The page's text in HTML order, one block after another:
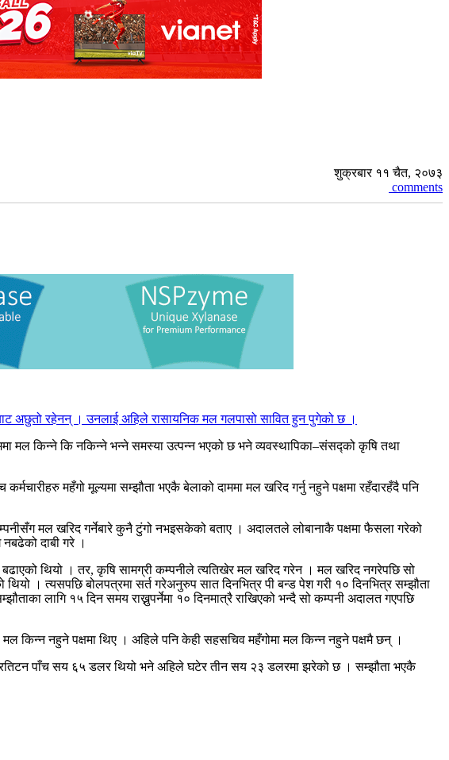
शुक्रबार ११ चैत, २०७३
comments
अछुतो रहेनन् । उनलाई अहिले रासायनिक मल गलपासो सावित हुन पुगेको छ ।
मल किन्ने कि नकिन्ने भन्ने समस्या उत्पन्न भएको छ भने व्यवस्थापिका–संसद्को कृषि तथा
महँगो मूल्यमा सम्झौता भएकै बेलाको दाममा मल खरिद गर्नु नहुने पक्षमा रहँदारहँदै पनि
मल खरिद गर्नेबारे कुनै टुंगो नभइसकेको बताए । अदालतले लोबानाकै पक्षमा फैसला गरेको
दाबी गरे ।
थियो । तर, कृषि सामग्री कम्पनीले त्यतिखेर मल खरिद गरेन । मल खरिद नगरेपछि सो
। त्यसपछि बोलपत्रमा सर्त गरेअनुरुप सात दिनभित्र पी बन्ड पेश गरी १० दिनभित्र सम्झौता
लागि १५ दिन समय राख्नुपर्नेमा १० दिनमात्रै राखिएको भन्दै सो कम्पनी अदालत गएपछि
किन्न नहुने पक्षमा थिए । अहिले पनि केही सहसचिव महँगोमा मल किन्न नहुने पक्षमै छन् ।
पाँच सय ६५ डलर थियो भने अहिले घटेर तीन सय २३ डलरमा झरेको छ । सम्झौता भएकै